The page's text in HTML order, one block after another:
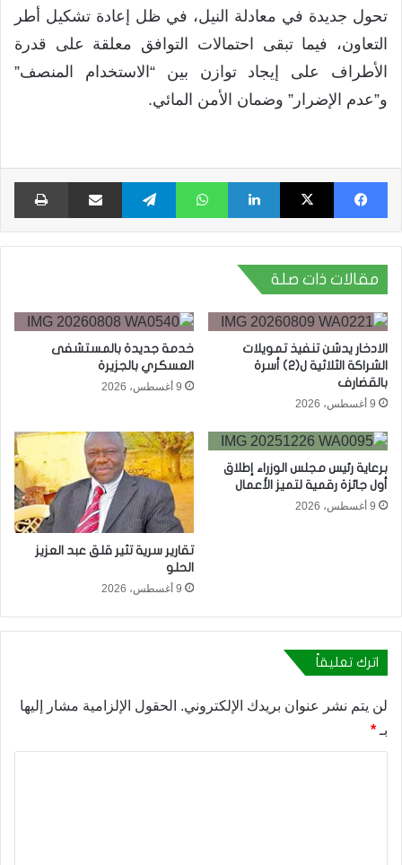
تحول جديدة في معادلة النيل، في ظل إعادة تشكيل أطر
التعاون، فيما تبقى احتمالات التوافق معلقة على قدرة
الأطراف على إيجاد توازن بين “الاستخدام المنصف”
و”عدم الإضرار” وضمان الأمن المائي.
فيسبوك X لينكدإن واتساب تيلقرام مشاركة عبر البريد
مقالات ذات صلة
الادخار يدشن تنفيذ تمويلات
الشراكة الثلاثية ل(2) أسرة
بالقضارف
9 أغسطس، 2026
خدمة جديدة بالمستشفى
العسكري بالجزيرة
9 أغسطس، 2026
برعاية رئيس مجلس الوزراء إطلاق
أول جائزة رقمية لتميز الأعمال
9 أغسطس، 2026
تقارير سرية تثير قلق عبد العزيز
الحلو
9 أغسطس، 2026
اترك تعليقاً
لن يتم نشر عنوان بريدك الإلكتروني. الحقول الإلزامية مشار إليها
بـ *